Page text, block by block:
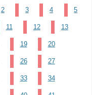
2 3 4 5
11 12 13
19 20
26 27
33 34